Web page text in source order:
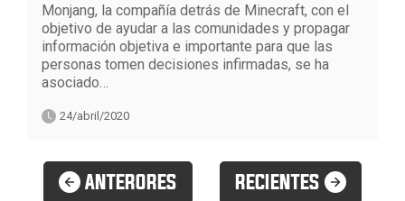
Monjang, la compañía detrás de Minecraft, con el
objetivo de ayudar a las comunidades y propagar
información objetiva e importante para que las
personas tomen decisiones infirmadas, se ha
asociado…
24/abril/2020
ANTERORES RECIENTES